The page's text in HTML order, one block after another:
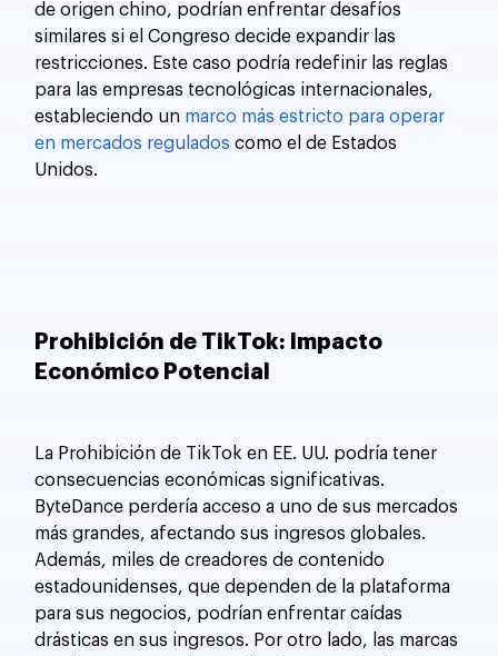
de origen chino, podrían enfrentar desafíos
similares si el Congreso decide expandir las
restricciones. Este caso podría redefinir las reglas
para las empresas tecnológicas internacionales,
estableciendo un marco más estricto para operar
en mercados regulados como el de Estados
Unidos.
Prohibición de TikTok: Impacto
Económico Potencial
La Prohibición de TikTok en EE. UU. podría tener
consecuencias económicas significativas.
ByteDance perdería acceso a uno de sus mercados
más grandes, afectando sus ingresos globales.
Además, miles de creadores de contenido
estadounidenses, que dependen de la plataforma
para sus negocios, podrían enfrentar caídas
drásticas en sus ingresos. Por otro lado, las marcas